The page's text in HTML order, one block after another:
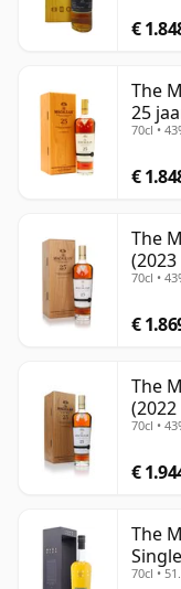
€
The
25
70cl •
€
The
(2023
70cl •
€
The
(2022
70cl •
€
The
70cl •